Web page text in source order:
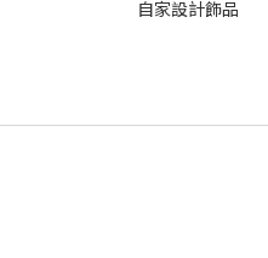
自家設計飾品